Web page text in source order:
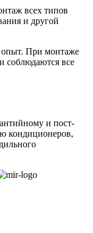
всех типов
и другой
При монтаже
соблюдаются все
и пост-
кондиционеров,